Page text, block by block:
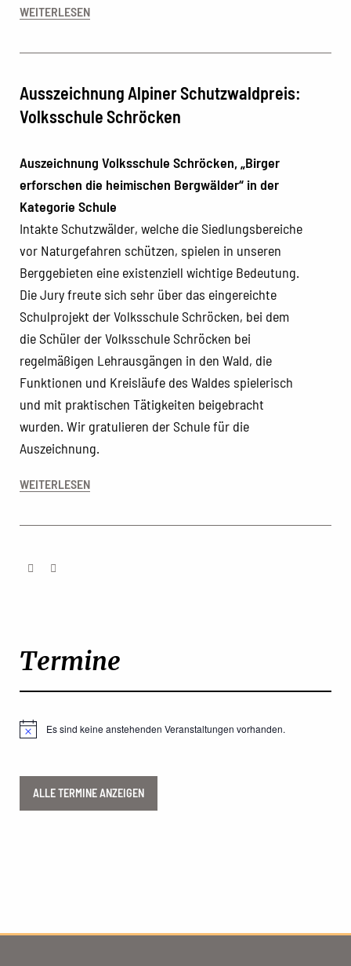
WEITERLESEN
Ausszeichnung Alpiner Schutzwaldpreis:
Volksschule Schröcken
Auszeichnung Volksschule Schröcken, „Birger
erforschen die heimischen Bergwälder“ in der
Kategorie Schule
Intakte Schutzwälder, welche die Siedlungsbereiche
vor Naturgefahren schützen, spielen in unseren
Berggebieten eine existenziell wichtige Bedeutung.
Die Jury freute sich sehr über das eingereichte
Schulprojekt der Volksschule Schröcken, bei dem
die Schüler der Volksschule Schröcken bei
regelmäßigen Lehrausgängen in den Wald, die
Funktionen und Kreisläufe des Waldes spielerisch
und mit praktischen Tätigkeiten beigebracht
wurden. Wir gratulieren der Schule für die
Auszeichnung.
WEITERLESEN
Termine
HinweisEs sind keine anstehenden Veranstaltungen vorhanden.
ALLE TERMINE ANZEIGEN